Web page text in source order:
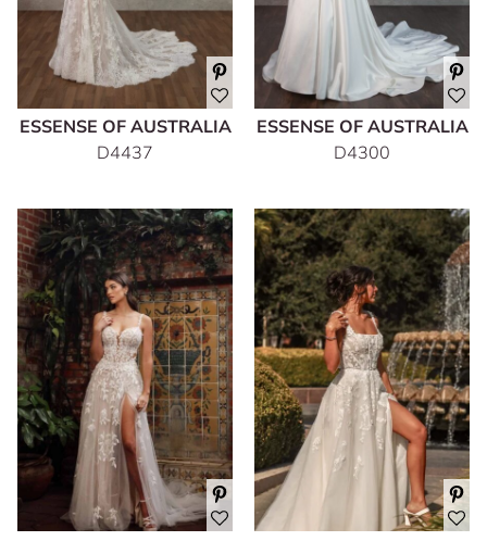
ESSENSE OF AUSTRALIA
D4437
ESSENSE OF AUSTRALIA
D4300